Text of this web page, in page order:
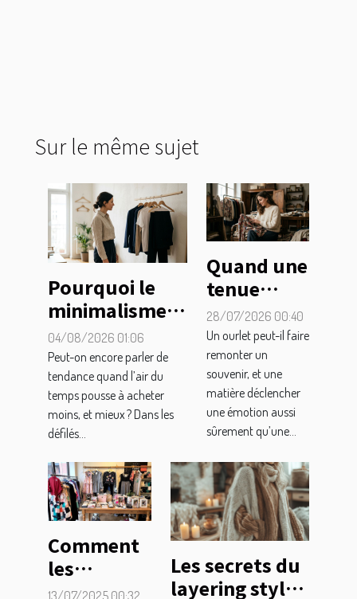
Sur le même sujet
Pourquoi le
minimalisme
bouleverse-t-il
vraiment la
mode
contemporaine
?
04/08/2026 01:06
Peut-on encore parler de
tendance quand l’air du
temps pousse à acheter
moins, et mieux ? Dans les
défilés...
Quand une
tenue
raconte
une
histoire :
explorer
l'émotion
dans la
28/07/2026 00:40
Un ourlet peut-il faire
remonter un
souvenir, et une
matière déclencher
une émotion aussi
sûrement qu’une...
Comment
les
vêtements
13/07/2025 00:32
Les secrets du
layering style